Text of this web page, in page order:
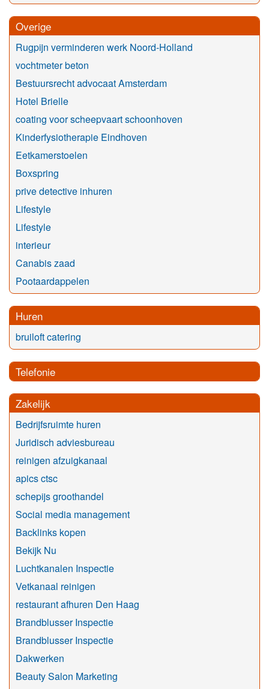
Overige
Rugpijn verminderen werk Noord-Holland
vochtmeter beton
Bestuursrecht advocaat Amsterdam
Hotel Brielle
coating voor scheepvaart schoonhoven
Kinderfysiotherapie Eindhoven
Eetkamerstoelen
Boxspring
prive detective inhuren
Lifestyle
Lifestyle
interieur
Canabis zaad
Pootaardappelen
Huren
bruiloft catering
Telefonie
Zakelijk
Bedrijfsruimte huren
Juridisch adviesbureau
reinigen afzuigkanaal
apics ctsc
schepijs groothandel
Social media management
Backlinks kopen
Bekijk Nu
Luchtkanalen Inspectie
Vetkanaal reinigen
restaurant afhuren Den Haag
Brandblusser Inspectie
Brandblusser Inspectie
Dakwerken
Beauty Salon Marketing